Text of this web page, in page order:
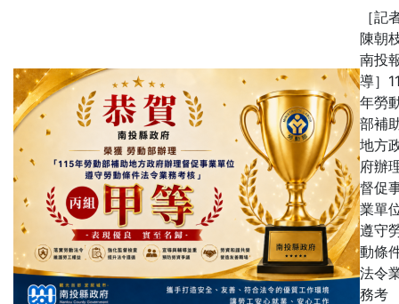
［記
陳朝
南投
導］
年勞
部補
地方
府辦
督促
業單
遵守
動條
法令
務考